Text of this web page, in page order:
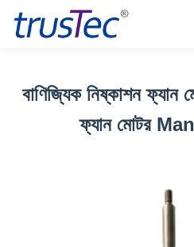
বাণিজ্যিক নিষ্কাশন ফ্যান
ফ্যান মোটর